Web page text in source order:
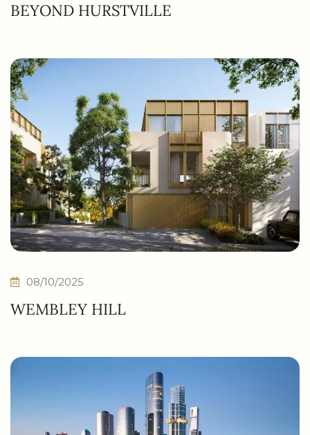
BEYOND HURSTVILLE
08/10/2025
WEMBLEY HILL